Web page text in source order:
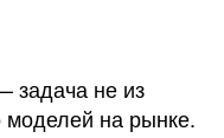
задача не из
моделей на рынке.